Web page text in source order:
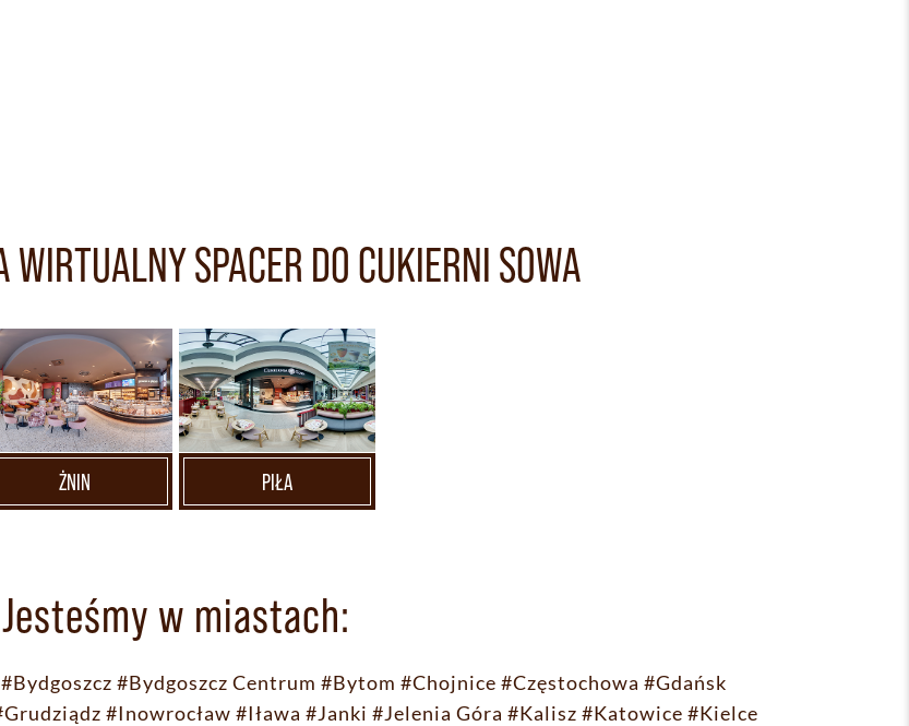
SPACER DO CUKIERNI SOWA
ŻNIN PIŁA
Jesteśmy w miastach:
#Bydgoszcz #Bydgoszcz Centrum #Bytom #Chojnice #Częstochowa #Gdańsk
#Inowrocław #Iława #Janki #Jelenia Góra #Kalisz #Katowice #Kielce